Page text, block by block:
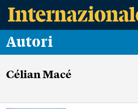
Autori
Célian Macé